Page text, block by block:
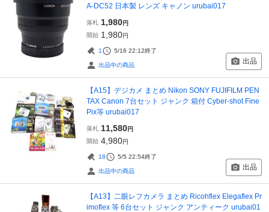
A-DC52 日本製 レンズ キャノン urubai017
落札 1,980円
開始 1,980円
1 5/16 22:12終了
出品中の商品 出品
【A15】デジカメ まとめ Nikon SONY FUJIFILM PEN
TAX Canon 7台セット ジャンク 箱付 Cyber-shot Fine
Pix等 urubai017
落札 11,580円
開始 4,980円
18 5/5 22:54終了
出品中の商品 出品
【A13】二眼レフカメラ まとめ Ricohflex Elegaflex Pr
imoflex 等 6台セット ジャンク アンティーク urubai01